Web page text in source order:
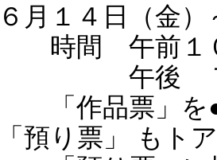
６月１４日（金
時間 午前１
午後 ７時
「作品票」を●
「預り票」 もト